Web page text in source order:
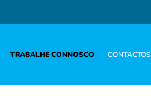
TRABALHE CONNOSCO CONTACTOS